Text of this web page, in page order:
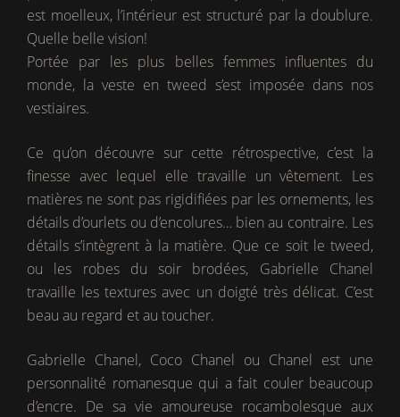
est moelleux, l’intérieur est structuré par la doublure.
Quelle belle vision!
Portée par les plus belles femmes influentes du
monde, la veste en tweed s’est imposée dans nos
vestiaires.
Ce qu’on découvre sur cette rétrospective, c’est la
finesse avec lequel elle travaille un vêtement. Les
matières ne sont pas rigidifiées par les ornements, les
détails d’ourlets ou d’encolures… bien au contraire. Les
détails s’intègrent à la matière. Que ce soit le tweed,
ou les robes du soir brodées, Gabrielle Chanel
travaille les textures avec un doigté très délicat. C’est
beau au regard et au toucher.
Gabrielle Chanel, Coco Chanel ou Chanel est une
personnalité romanesque qui a fait couler beaucoup
d’encre. De sa vie amoureuse rocambolesque aux